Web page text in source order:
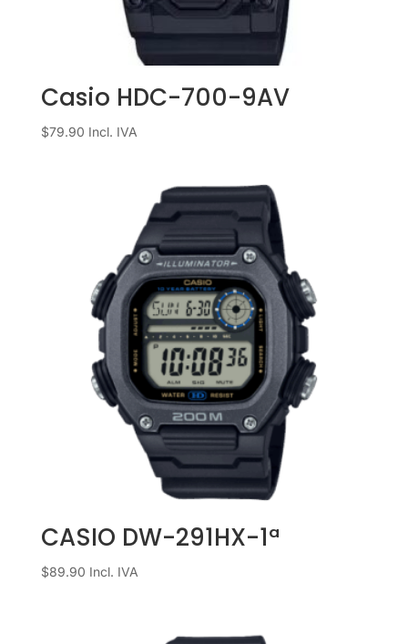
Casio HDC-700-9AV
$79.90 Incl. IVA
CASIO DW-291HX-1ª
$89.90 Incl. IVA